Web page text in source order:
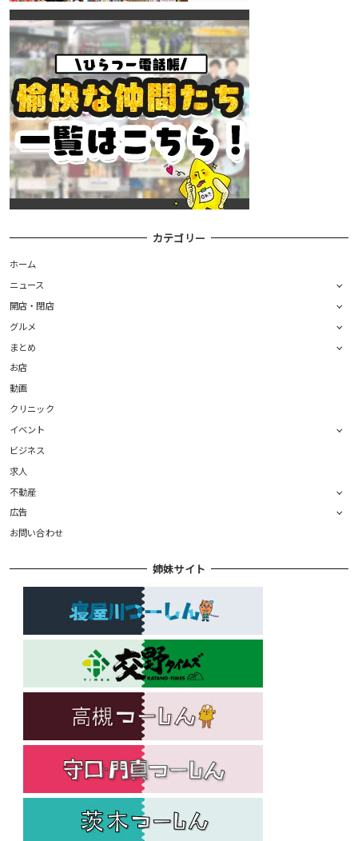
カテゴリー
ホーム
ニュース
開店・閉店
グルメ
まとめ
お店
動画
クリニック
イベント
ビジネス
求人
不動産
広告
お問い合わせ
姉妹サイト